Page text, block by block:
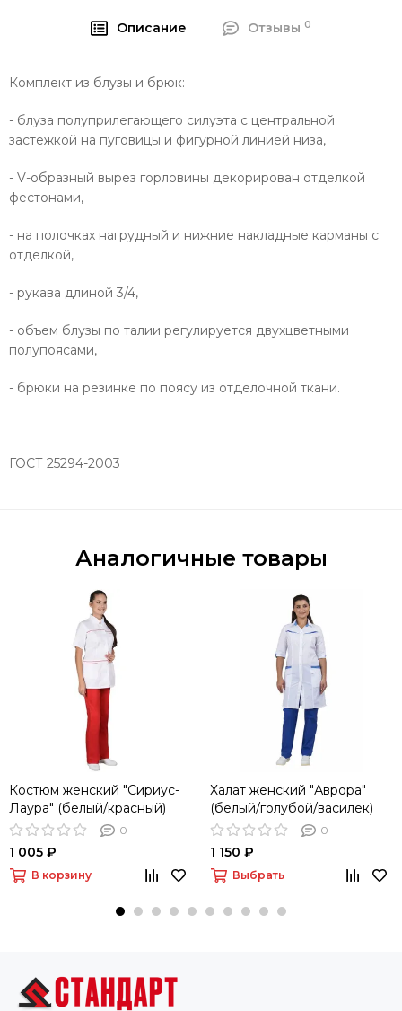
Описание Отзывы 0
Комплект из блузы и брюк:
- блуза полуприлегающего силуэта с центральной
застежкой на пуговицы и фигурной линией низа,
- V-образный вырез горловины декорирован отделкой
фестонами,
- на полочках нагрудный и нижние накладные карманы с
отделкой,
- рукава длиной 3/4,
- объем блузы по талии регулируется двухцветными
полупоясами,
- брюки на резинке по поясу из отделочной ткани.
ГОСТ 25294-2003
Аналогичные товары
Костюм женский "Сириус-
Лаура" (белый/красный)
0
1 005 ₽
В корзину
Халат женский "Аврора"
(белый/голубой/василек)
0
1 150 ₽
Выбрать